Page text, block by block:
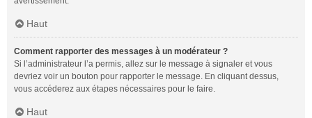
Haut
Comment rapporter des messages à un modérateur ?
Si l’administrateur l’a permis, allez sur le message à signaler et vous
devriez voir un bouton pour rapporter le message. En cliquant dessus,
vous accéderez aux étapes nécessaires pour le faire.
Haut